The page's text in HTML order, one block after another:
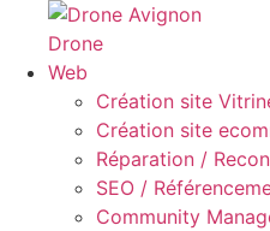
Drone
Web
Création site
Création site
Réparation /
SEO /
Community